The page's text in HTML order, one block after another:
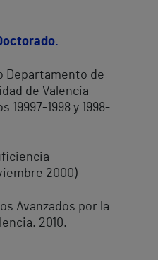
Departamento de
de Valencia
19997-1998 y 1998-
2000)
Avanzados por la
2010.